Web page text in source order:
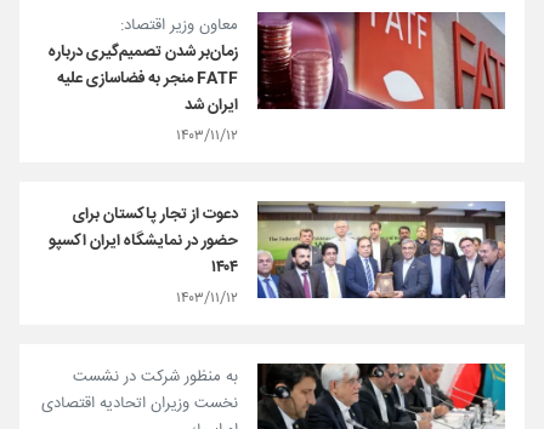
معاون وزیر اقتصاد:
زمان‌بر شدن تصمیم‌گیری درباره
FATF منجر به فضاسازی علیه
ایران شد
۱۴۰۳/۱۱/۱۲
دعوت از تجار پاکستان برای
حضور در نمایشگاه ایران اکسپو
١۴٠۴
۱۴۰۳/۱۱/۱۲
به منظور شرکت در نشست
نخست وزیران اتحادیه اقتصادی